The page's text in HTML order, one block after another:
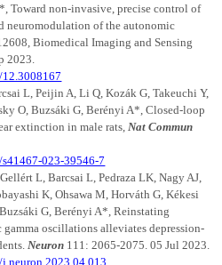
Toward non-invasive, precise control of
neuromodulation of the autonomic
Biomedical Imaging and Sensing
2023.
L, Peijin A, Li Q, Kozák G, Takeuchi Y,
O, Buzsáki G, Berényi A*, Closed-loop
extinction in male rats, Nat Commun
023-39546-7
L, Barcsai L, Pedraza LK, Nagy AJ,
K, Ohsawa M, Horváth G, Kékesi
G, Berényi A*, Reinstating
oscillations alleviates depression-
Neuron 111: 2065-2075. 05 Jul 2023.